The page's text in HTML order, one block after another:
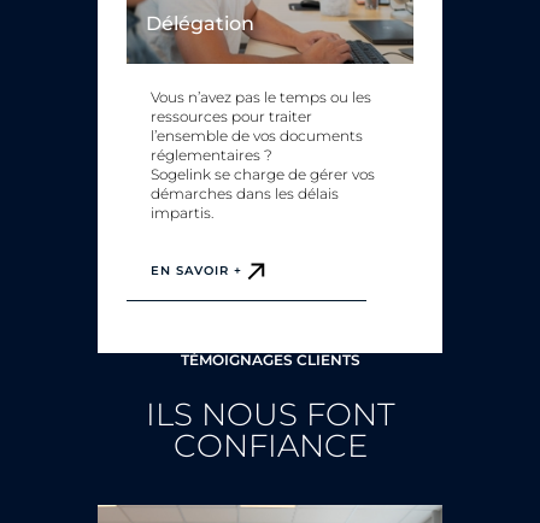
Délégation
Vous n’avez pas le temps ou les
ressources pour traiter
l’ensemble de vos documents
réglementaires ?
Sogelink se charge de gérer vos
démarches dans les délais
impartis.
EN SAVOIR +
TÉMOIGNAGES CLIENTS
ILS NOUS FONT
CONFIANCE